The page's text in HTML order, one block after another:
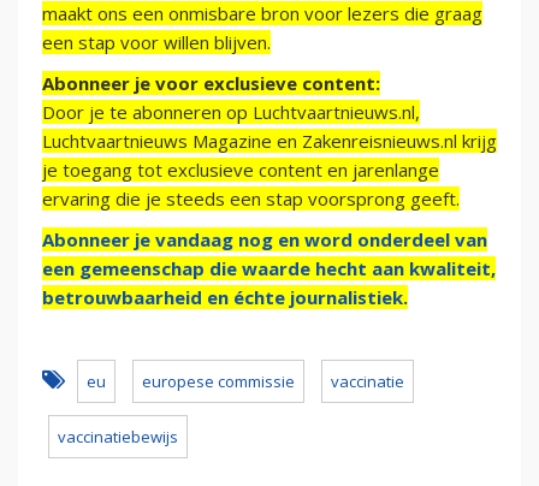
maakt ons een onmisbare bron voor lezers die graag
een stap voor willen blijven.
Abonneer je voor exclusieve content:
Door je te abonneren op Luchtvaartnieuws.nl,
Luchtvaartnieuws Magazine en Zakenreisnieuws.nl krijg
je toegang tot exclusieve content en jarenlange
ervaring die je steeds een stap voorsprong geeft.
Abonneer je vandaag nog en word onderdeel van
een gemeenschap die waarde hecht aan kwaliteit,
betrouwbaarheid en échte journalistiek.
eu europese commissie vaccinatie
vaccinatiebewijs